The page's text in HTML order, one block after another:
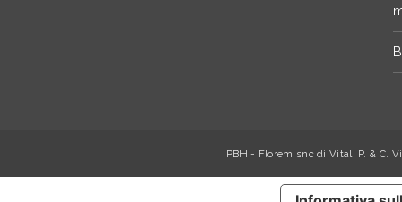
PBH - Florem snc di Vitali P. & C.